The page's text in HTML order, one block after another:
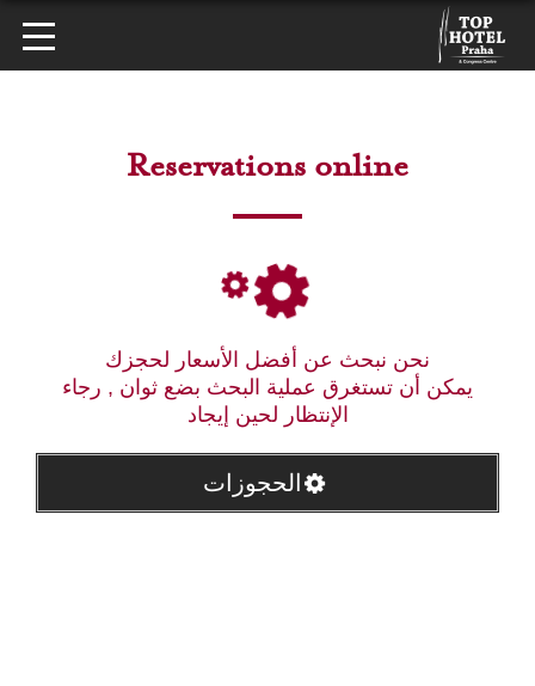
Reservations online
نحن نبحث عن أفضل الأسعار لحجزك
يمكن أن تستغرق عملية البحث بضع ثوان , رجاء
الإنتظار لحين إيجاد
الحجوزات